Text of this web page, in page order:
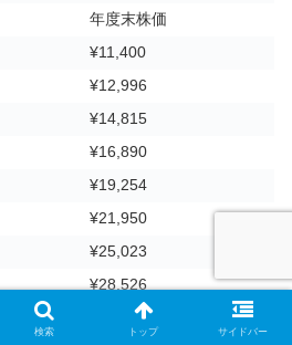
年度末株価
¥11,400
¥12,996
¥14,815
¥16,890
¥19,254
¥21,950
¥25,023
¥28,526
¥32,519
検索 トップ サイドバー